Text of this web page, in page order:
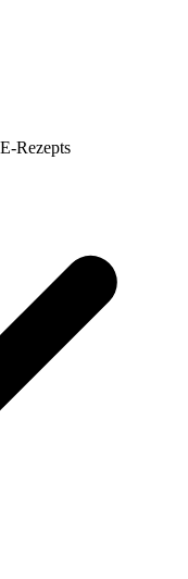
Rezepts